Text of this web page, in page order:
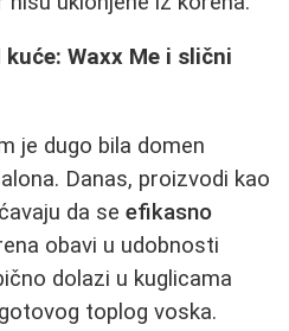
Waxx Me i slični
je dugo bila domen
Danas, proizvodi kao
da se efikasno
obavi u udobnosti
dolazi u kuglicama
toplog voska.